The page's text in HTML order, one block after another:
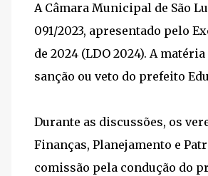
A Câmara Municipal de São
091/2023, apresentado pelo
de 2024 (LDO 2024). A
sanção ou veto do prefeito
Durante as discussões, os
Finanças, Planejamento e
comissão pela condução do